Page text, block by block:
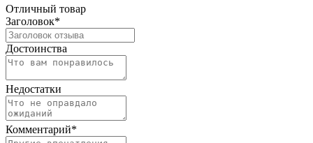
Отличный товар
Заголовок*
Достоинства
Недостатки
Комментарий*